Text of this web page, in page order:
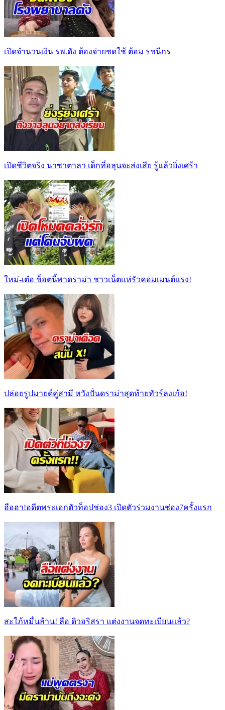
เปิดจำนวนเงิน รพ.ดัง ต้องจ่ายชดใช้ ต้อม รชนีกร
เปิดชีวิตจริง นาซาตาลา เด็กที่ฮลุนจะส่งเสีย รู้แล้วยิ่งเศร้า
ใหม่-เต๋อ ช็อตนี้พาดราม่า ชาวเน็ตเเห่รัวคอมเมนต์เเรง!
ปล่อยรูปมายด์คู่สามี หวังปั่นดราม่าสุดท้ายทัวร์ลงเก้อ!
ฮือฮา!อดีตพระเอกตัวท็อปช่อง3 เปิดตัวร่วมงานช่อง7ครั้งแรก
สะใภ้หมื่นล้าน! ลือ ดิวอริสรา แต่งงานจดทะเบียนแล้ว?